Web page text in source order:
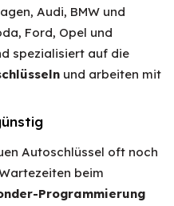
Audi, BMW und
Ford, Opel und
spezialisiert auf die
und arbeiten mit
Autoschlüssel oft noch
beim
Programmierung